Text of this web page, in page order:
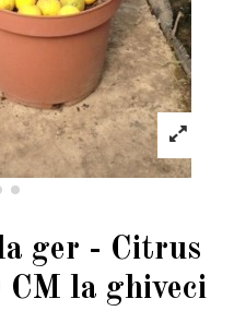
ger - Citrus
la ghiveci